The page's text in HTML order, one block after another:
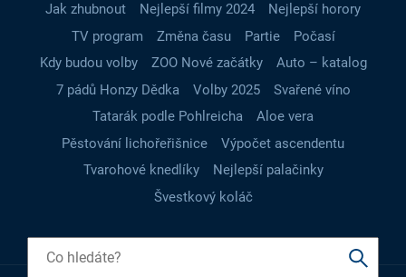
Jak zhubnout Nejlepší filmy 2024
Nejlepší horory
TV program
Změna času Partie
Počasí
Kdy budou volby
ZOO Nové začátky
Auto – katalog
7 pádů Honzy Dědka
Volby 2025
Svařené víno
Tatarák podle Pohlreicha
Aloe vera
Pěstování lichořeřišnice
Výpočet ascendentu
Tvarohové knedlíky
Nejlepší palačinky
Švestkový koláč